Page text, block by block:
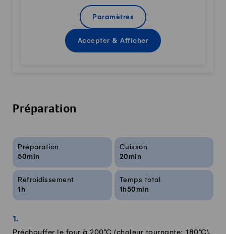
Paramètres
Accepter & Afficher
Préparation
Infos sur la recette
Préparation
50min
Cuisson
20min
Refroidissement
1h
Temps total
1h50min